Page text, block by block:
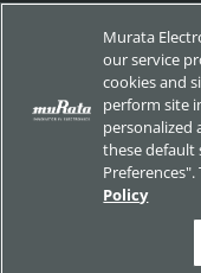
欧盟RoHS/
加利福尼亚
介绍产品所含化学
法令的情况。
Murata
our service
cookies and
perform site
personalized
these default
Policy